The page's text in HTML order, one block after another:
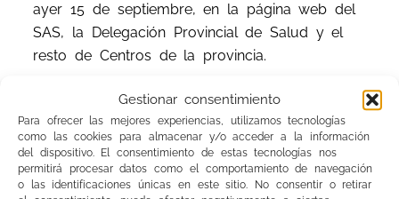
Gestionar consentimiento
Para ofrecer las mejores experiencias, utilizamos tecnologías
como las cookies para almacenar y/o acceder a la información
del dispositivo. El consentimiento de estas tecnologías nos
permitirá procesar datos como el comportamiento de navegación
o las identificaciones únicas en este sitio. No consentir o retirar
ayer 15 de septiembre, en la página web del
SAS, la Delegación Provincial de Salud y el
resto de Centros de la provincia.
para presentación de solicitudes es de
quince días naturales, contados desde el día
siguiente a su publicación. Por tanto,hasta el
30 de septiembre, inclusive.